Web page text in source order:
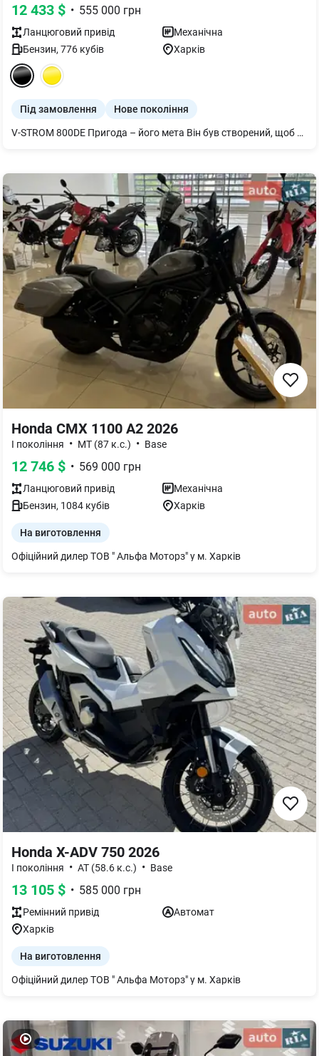
12 433 $ • 555 000 грн
Ланцюговий привід
Механічна
Бензин, 776 кубів Харків
Під замовлення Нове покоління
V-STROM 800DE Пригода – його мета Він був створений, щоб привнести відчуття пригод та задоволення від їзди у ваш щоденний шлях, у кожну поїздку. Незалежно від того, чи ви виконуєте доручення в місті, вирушаєте насолодитися захопливою поїздкою звивистими гірськими дорогами, чи вирушаєте у довгу подорож, щоб розбити та дослідити природні краєвиди. Якою б не була ваша мета, універсальні можливості V-STROM 800DE розроблені для того, щоб точно реагувати та забезпечувати приємну їзду.
Honda CMX 1100 A2 2026
I покоління • MТ (87 к.с.) • Base
12 746 $ • 569 000 грн
Ланцюговий привід
Механічна
Бензин, 1084 кубів Харків
На виготовлення
Офіційний дилер ТОВ " Альфа Моторз" у м. Харків
Honda X-ADV 750 2026
I покоління • AT (58.6 к.с.) • Base
13 105 $ • 585 000 грн
Ремінний привід
Автомат
Харків
На виготовлення
Офіційний дилер ТОВ " Альфа Моторз" у м. Харків